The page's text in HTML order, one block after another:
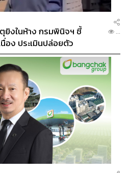
ยิงในห้าง กรมพินิจฯ ชี้
อง ประเมินปล่อยตัว
...